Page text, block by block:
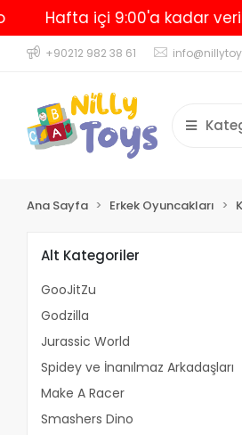
Hafta içi 9:00'a kadar
+90212 982 38 61
Ana Sayfa Erkek Oyuncakları
Alt Kategoriler
GooJitZu
Godzilla
Jurassic World
Spidey ve İnanılmaz Arkadaşları
Make A Racer
Smashers Dino